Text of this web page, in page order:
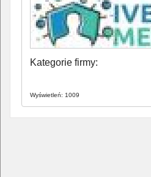
Kategorie firmy:
Wyświetleń: 1009